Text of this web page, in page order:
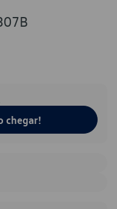
chegar!